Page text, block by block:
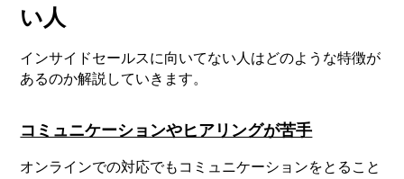
い人
インサイドセールスに向いてない人はどのような特徴が
あるのか解説していきます。
コミュニケーションやヒアリングが苦手
オンラインでの対応でもコミュニケーションをとること